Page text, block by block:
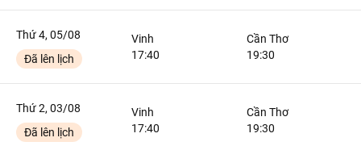
Thứ 4, 05/08
Đã lên lịch
Vinh
17:40
Cần Thơ
19:30
Thứ 2, 03/08
Đã lên lịch
Vinh
17:40
Cần Thơ
19:30